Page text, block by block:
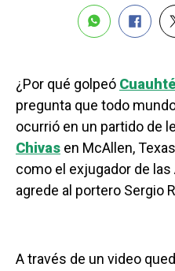
¿Por qué golpeó
pregunta que todo
ocurrió en un partido de
Chivas en McAllen,
como el exjugador de
agrede al portero Sergio
A través de un video